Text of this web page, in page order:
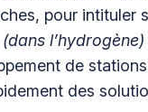
pour intituler
l’hydrogène)
de
des